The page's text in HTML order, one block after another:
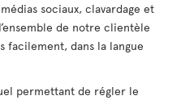
sociaux, clavardage et
de notre clientèle
facilement, dans la langue
permettant de régler le